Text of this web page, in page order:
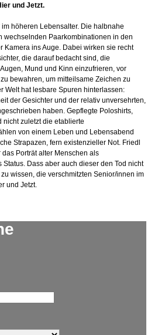
und Jetzt.
höheren Lebensalter. Die halbnahe
wechselnden Paarkombinationen in den
Kamera ins Auge. Dabei wirken sie recht
die darauf bedacht sind, die
Mund und Kinn einzufrieren, vor
bewahren, um mitteilsame Zeichen zu
Welt hat lesbare Spuren hinterlassen:
der Gesichter und der relativ unversehrten,
haben. Gepflegte Poloshirts,
nicht zuletzt die etablierte
von einem Leben und Lebensabend
Strapazen, fern existenzieller Not. Friedl
das Porträt alter Menschen als
Dass aber auch dieser den Tod nicht
wissen, die verschmitzten Senior/innen im
und Jetzt.